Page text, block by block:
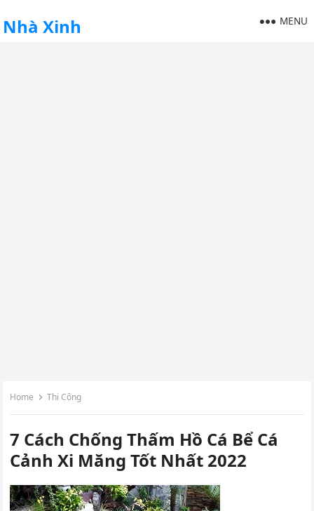
Nhà Xinh MENU
Home Thi Công
7 Cách Chống Thấm Hồ Cá Bể Cá
Cảnh Xi Măng Tốt Nhất 2022